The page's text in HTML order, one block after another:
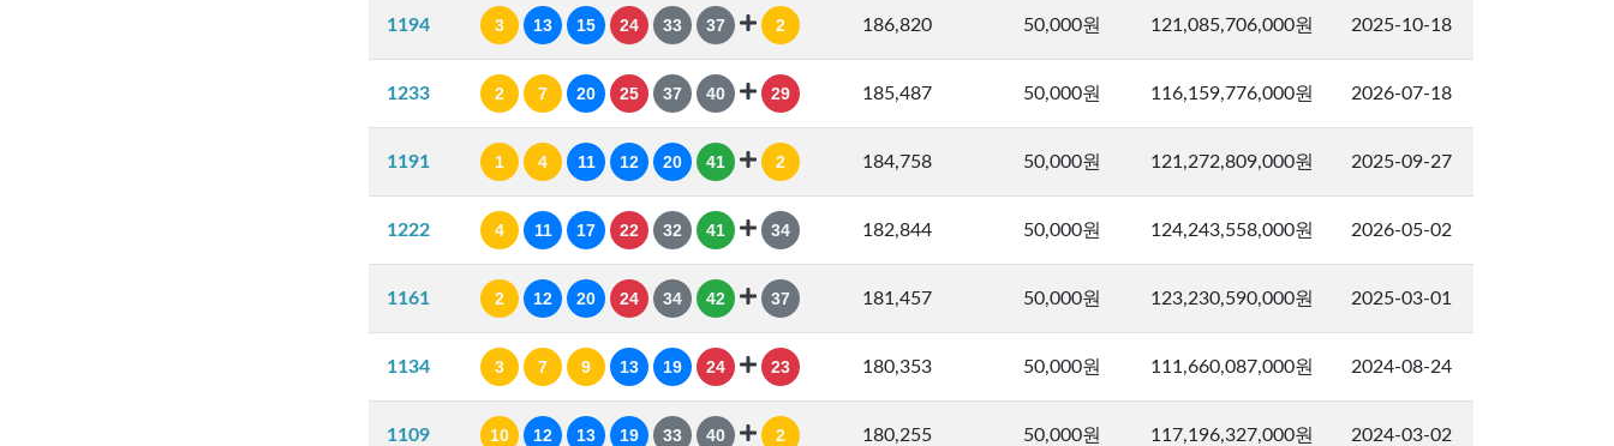
1194 3 13 15 24 33 37 2 186,820 50,000원 121,085,706,000원 2025-10-18
1233 2 7 20 25 37 40 29 185,487 50,000원 116,159,776,000원 2026-07-18
1191 1 4 11 12 20 41 2 184,758 50,000원 121,272,809,000원 2025-09-27
1222 4 11 17 22 32 41 34 182,844 50,000원 124,243,558,000원 2026-05-02
1161 2 12 20 24 34 42 37 181,457 50,000원 123,230,590,000원 2025-03-01
1134 3 7 9 13 19 24 23 180,353 50,000원 111,660,087,000원 2024-08-24
1109 10 12 13 19 33 40 2 180,255 50,000원 117,196,327,000원 2024-03-02